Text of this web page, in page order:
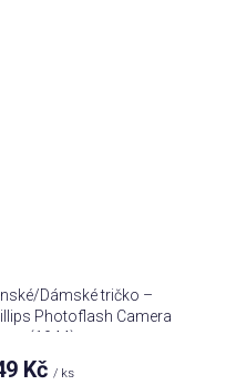
Dámské tričko –
Photoflash Camera
(1944)
Kč/ ks